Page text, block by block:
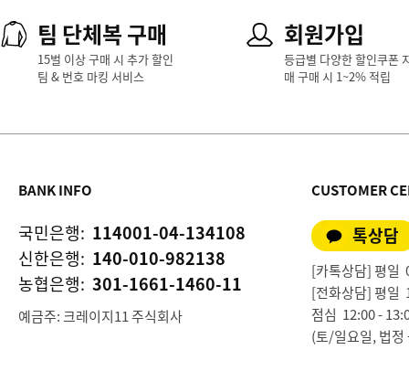
팀 단체복 구매
15벌 이상 구매 시 추가 할인
팀 & 번호 마킹 서비스
회원가입
등급별 다양한 할인쿠폰
매 구매 시 1~2% 적립
BANK INFO
국민은행: 114001-04-134108
신한은행: 140-010-982138
농협은행: 301-1661-1460-11
예금주: 크레이지11 주식회사
CUSTOMER
톡상담
[카톡상담] 평일
[전화상담] 평일
점심 12:00 -
(토/일요일, 법정